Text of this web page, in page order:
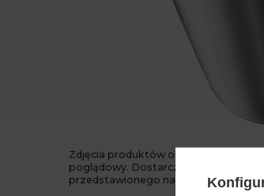
Zdjęcia produktów oraz zawarte na
poglądowy. Dostarczany towar może
przedstawionego na fotografii.